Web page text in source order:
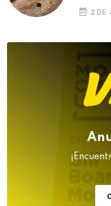
2 DE